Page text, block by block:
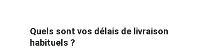
Quels sont vos délais de livraison
habituels ?